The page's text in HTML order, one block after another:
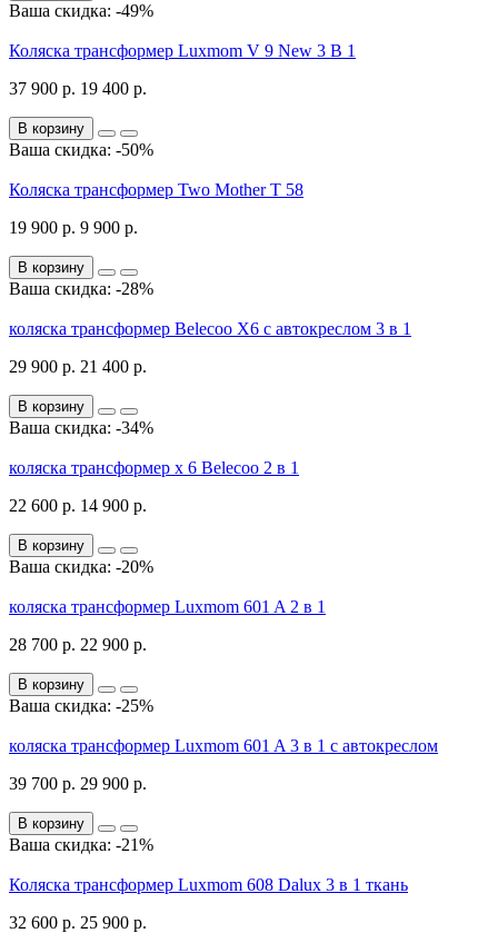
Ваша скидка: -49%
Коляска трансформер Luxmom V 9 New 3 В 1
37 900 р. 19 400 р.
В корзину
Ваша скидка: -50%
Коляска трансформер Two Mother T 58
19 900 р. 9 900 р.
В корзину
Ваша скидка: -28%
коляска трансформер Belecoo X6 с автокреслом 3 в 1
29 900 р. 21 400 р.
В корзину
Ваша скидка: -34%
коляска трансформер x 6 Belecoo 2 в 1
22 600 р. 14 900 р.
В корзину
Ваша скидка: -20%
коляска трансформер Luxmom 601 A 2 в 1
28 700 р. 22 900 р.
В корзину
Ваша скидка: -25%
коляска трансформер Luxmom 601 A 3 в 1 с автокреслом
39 700 р. 29 900 р.
В корзину
Ваша скидка: -21%
Коляска трансформер Luxmom 608 Dalux 3 в 1 ткань
32 600 р. 25 900 р.